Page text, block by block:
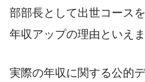
部部長として出世コース
年収アップの理由といえま
実際の年収に関する公的